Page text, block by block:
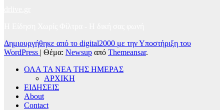
Δημιουργήθηκε από το digital2000 με την Υποστήριξη του
WordPress | Θέμα: Newsup από Themeansar.
ΟΛΑ ΤΑ ΝΕΑ ΤΗΣ ΗΜΕΡΑΣ
ΑΡΧΙΚΗ
ΕΙΔΗΣΕΙΣ
About
Contact